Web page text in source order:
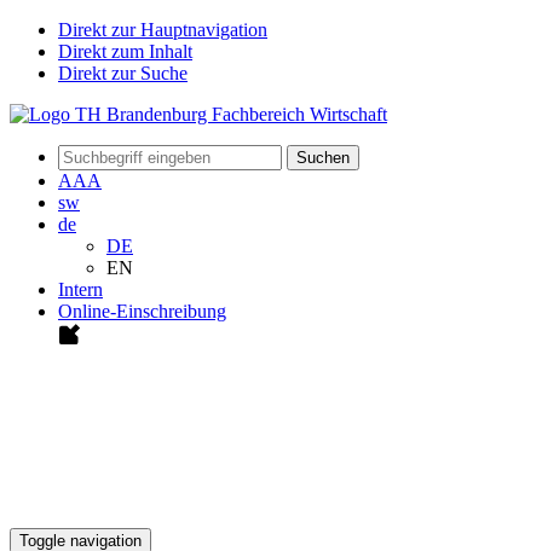
Direkt zur Hauptnavigation
Direkt zum Inhalt
Direkt zur Suche
Suchen
AAA
sw
de
DE
EN
Intern
Online-Einschreibung
Toggle navigation